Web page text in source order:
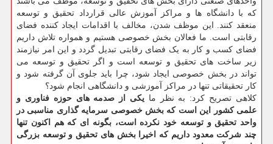
که با دانشگاه ها و مراکز آموزش عالی قرارداد تحقیق و توسعه
منعقد کنند. این موظف شدن، مخالف با اقدامات ایجاد کننده فضای
رقابتی است. ما فعالان بخش خصوصی هستیم و همواره تلاش داریم
فضای کسب و کار به یک فضای رقابتی تبدیل گردد و این امر نیازمند
زیر ساخت های تحقیق و توسعه است و اگر تحقیق و توسعه می
تواند در بخش خصوصی ایجاد شود، چرا باید جلوی آن گرفته شود و
کار تحقیقاتی تنها در مراکز آموزشی و دانشگاهی انجام شود؟
کلاهی تصریح کرد: به نظر ما یکی از صدمه های حوزه فناوری و
علمی کشور این است که بخش خصوصی سرمایه گذاری مناسبی در
واحد تحقیق و توسعه خود نکرده است، بگونه ای که هم اکنون تنها
چند شرکت معدود داریم که اخیرا بخش های تحقیق و توسعه بزرگی